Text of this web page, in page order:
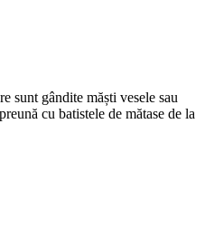
sunt gândite măști vesele sau
cu batistele de mătase de la